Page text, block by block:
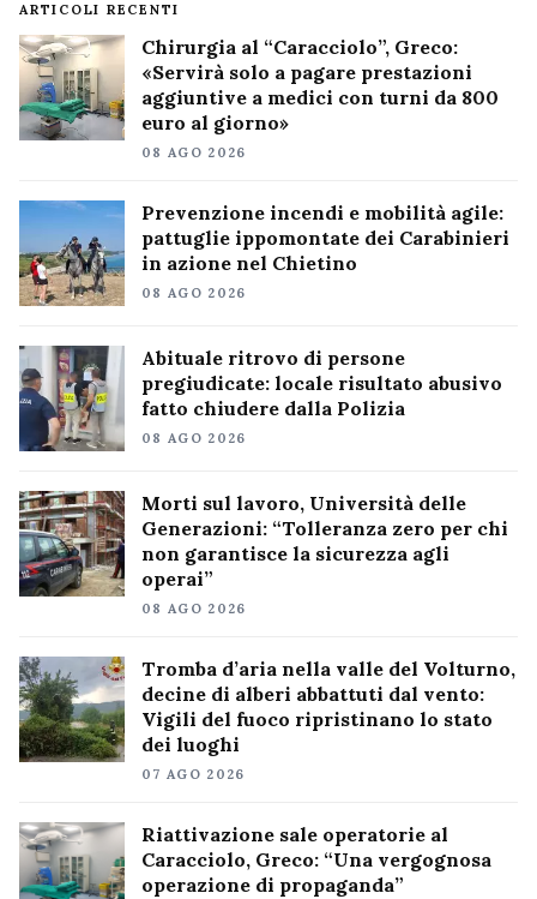
ARTICOLI RECENTI
Chirurgia al “Caracciolo”, Greco:
«Servirà solo a pagare prestazioni
aggiuntive a medici con turni da 800
euro al giorno»
08 AGO 2026
Prevenzione incendi e mobilità agile:
pattuglie ippomontate dei Carabinieri
in azione nel Chietino
08 AGO 2026
Abituale ritrovo di persone
pregiudicate: locale risultato abusivo
fatto chiudere dalla Polizia
08 AGO 2026
Morti sul lavoro, Università delle
Generazioni: “Tolleranza zero per chi
non garantisce la sicurezza agli
operai”
08 AGO 2026
Tromba d’aria nella valle del Volturno,
decine di alberi abbattuti dal vento:
Vigili del fuoco ripristinano lo stato
dei luoghi
07 AGO 2026
Riattivazione sale operatorie al
Caracciolo, Greco: “Una vergognosa
operazione di propaganda”